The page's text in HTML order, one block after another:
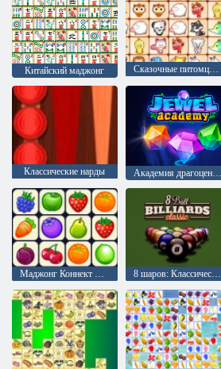
Китайский маджонг Сказочные питомцы связь
Классические нарды Академия драгоценного камня
Маджонг Коннект Онет 8 шаров: Классический бильярд